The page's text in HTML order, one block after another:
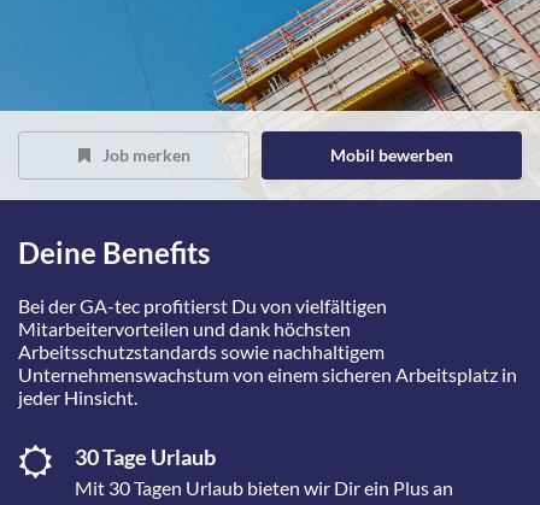
Job merken Mobil bewerben
Deine Benefits
Bei der GA-tec profitierst Du von vielfältigen
Mitarbeitervorteilen und dank höchsten
Arbeitsschutzstandards sowie nachhaltigem
Unternehmenswachstum von einem sicheren Arbeitsplatz in
jeder Hinsicht.
30 Tage Urlaub
Mit 30 Tagen Urlaub bieten wir Dir ein Plus an